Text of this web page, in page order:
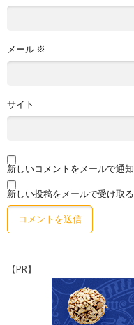
メール ※
サイト
新しいコメントをメールで通知
新しい投稿をメールで受け取る
【PR】